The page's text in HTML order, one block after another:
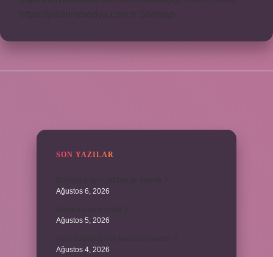
SON YAZILAR
Ağustos 6, 2026
Ağustos 5, 2026
Ağustos 4, 2026